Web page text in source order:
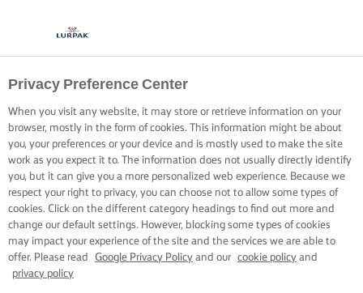
Privacy Preference Center
When you visit any website, it may store or retrieve information on your
browser, mostly in the form of cookies. This information might be about
you, your preferences or your device and is mostly used to make the site
work as you expect it to. The information does not usually directly identify
you, but it can give you a more personalized web experience. Because we
respect your right to privacy, you can choose not to allow some types of
cookies. Click on the different category headings to find out more and
change our default settings. However, blocking some types of cookies
may impact your experience of the site and the services we are able to
offer. Please read
Google Privacy Policy and our cookie policy and
privacy policy